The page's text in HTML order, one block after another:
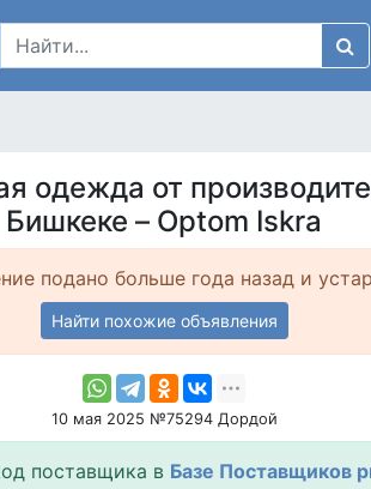
одежда от
Бишкеке – Optom Iskra
подано больше года назад и
Найти похожие объявления
10 мая 2025 №75294 Дордой
поставщика в Базе Поставщиков